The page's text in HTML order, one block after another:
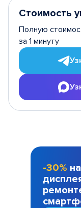
Стоимость
Полную
за 1 минуту
-30%